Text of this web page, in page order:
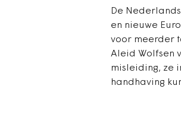
De
en nieuwe
voor meerder
Aleid Wolfsen
misleiding, ze
handhaving